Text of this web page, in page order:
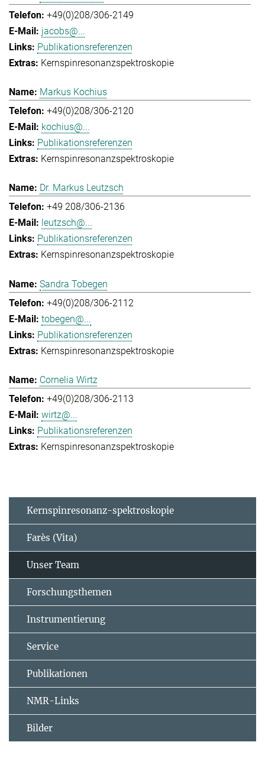
+49(0)208/306-2149
jacobs@...
Publikationsreferenzen
Kernspinresonanzspektroskopie
Markus Kochius
+49(0)208/306-2120
kochius@...
Publikationsreferenzen
Kernspinresonanzspektroskopie
Dr. Markus Leutzsch
+49 208/306-2136
leutzsch@...
Publikationsreferenzen
Kernspinresonanzspektroskopie
Sandra Tobegen
+49(0)208/306-2112
tobegen@...
Publikationsreferenzen
Kernspinresonanzspektroskopie
Cornelia Wirtz
+49(0)208/306-2113
wirtz@...
Publikationsreferenzen
Kernspinresonanzspektroskopie
Kernspinresonanz-spektroskopie
Farès (Vita)
Unser Team
Forschungsthemen
Instrumentierung
Service
Publikationen
NMR-Links
Bilder